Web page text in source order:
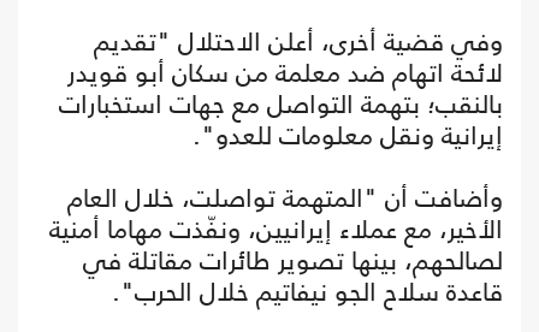
وفي قضية أخرى، أعلن الاحتلال "تقديم
لائحة اتهام ضد معلمة من سكان أبو قويدر
بالنقب؛ بتهمة التواصل مع جهات استخبارات
إيرانية ونقل معلومات للعدو".
وأضافت أن "المتهمة تواصلت، خلال العام
الأخير، مع عملاء إيرانيين، ونفّذت مهاما أمنية
لصالحهم، بينها تصوير طائرات مقاتلة في
قاعدة سلاح الجو نيفاتيم خلال الحرب".